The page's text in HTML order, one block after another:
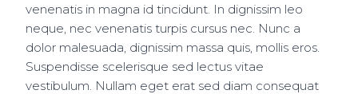
venenatis in magna id tincidunt. In dignissim leo
neque, nec venenatis turpis cursus nec. Nunc a
dolor malesuada, dignissim massa quis, mollis eros.
Suspendisse scelerisque sed lectus vitae
vestibulum. Nullam eget erat sed diam consequat